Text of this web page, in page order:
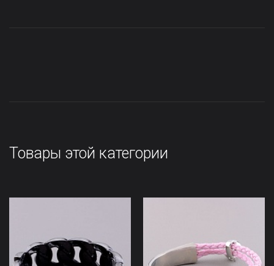
Товары этой категории